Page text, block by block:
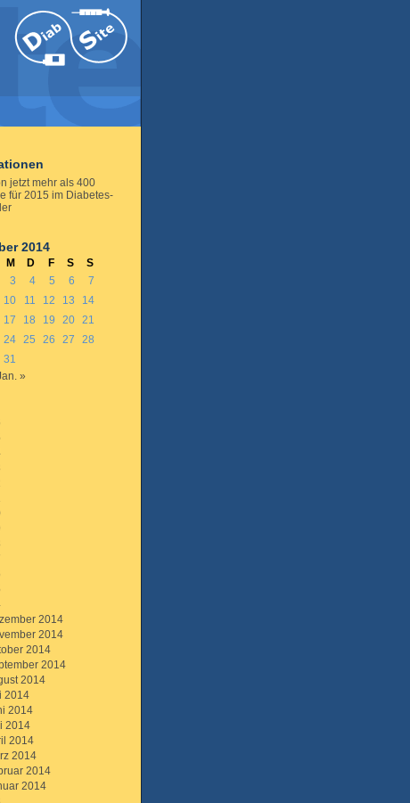
jetzt mehr als 400
für 2015 im Diabetes-
2014
M D F S
S
3 4 5 6
7
10 11 12 13
14
17 18 19 20 21
24 25 26 27
28
31
»
2014
2014
2014
2014
2014
2014
2014
2014
2014
2014
2014
2014